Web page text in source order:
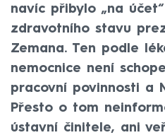
navíc přibylo „na
zdravotního stavu
Zemana. Ten podle
nemocnice není
pracovní povinnosti a
Přesto o tom
ústavní činitele, ani